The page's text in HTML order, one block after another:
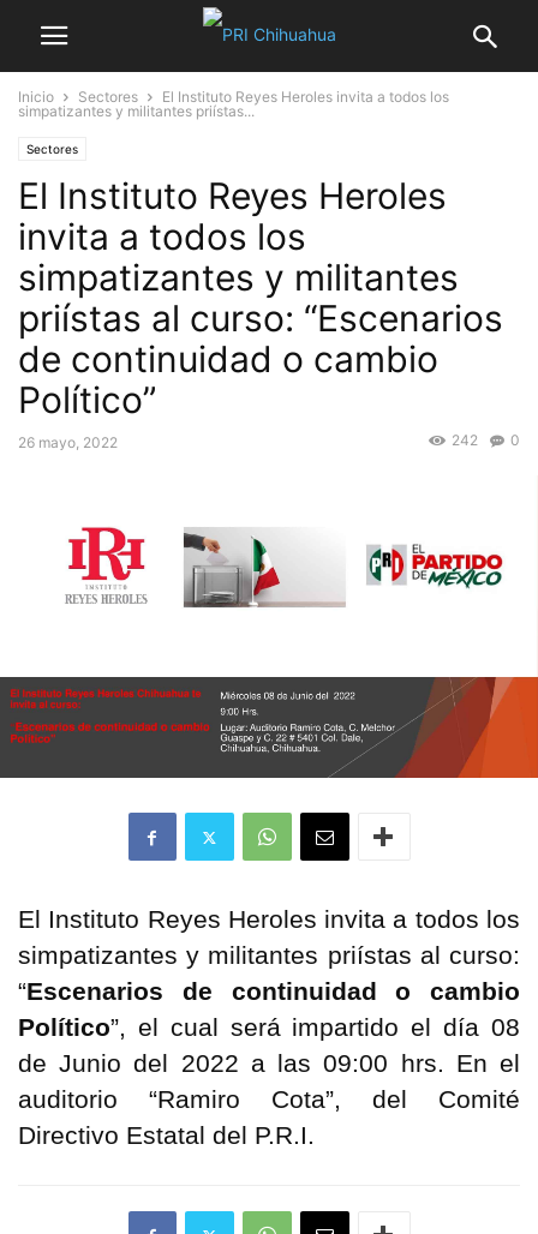
Inicio Sectores
El Instituto Reyes Heroles invita a todos los
simpatizantes y militantes priístas...
Sectores
El Instituto Reyes Heroles
invita a todos los
simpatizantes y militantes
priístas al curso: “Escenarios
de continuidad o cambio
Político”
26 mayo, 2022 0
242
El Instituto Reyes Heroles invita a todos los
simpatizantes y militantes priístas al curso:
“Escenarios de continuidad o cambio
Político”, el cual será impartido el día 08
de Junio del 2022 a las 09:00 hrs. En el
auditorio “Ramiro Cota”, del Comité
Directivo Estatal del P.R.I.